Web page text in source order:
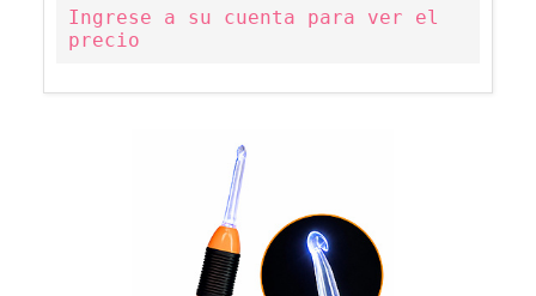
Ingrese a su cuenta para ver el
precio